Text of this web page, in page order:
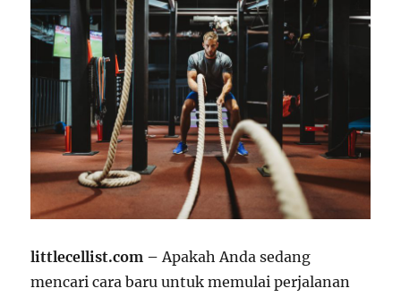
littlecellist.com –Apakah Anda sedang
mencari cara baru untuk memulai perjalanan